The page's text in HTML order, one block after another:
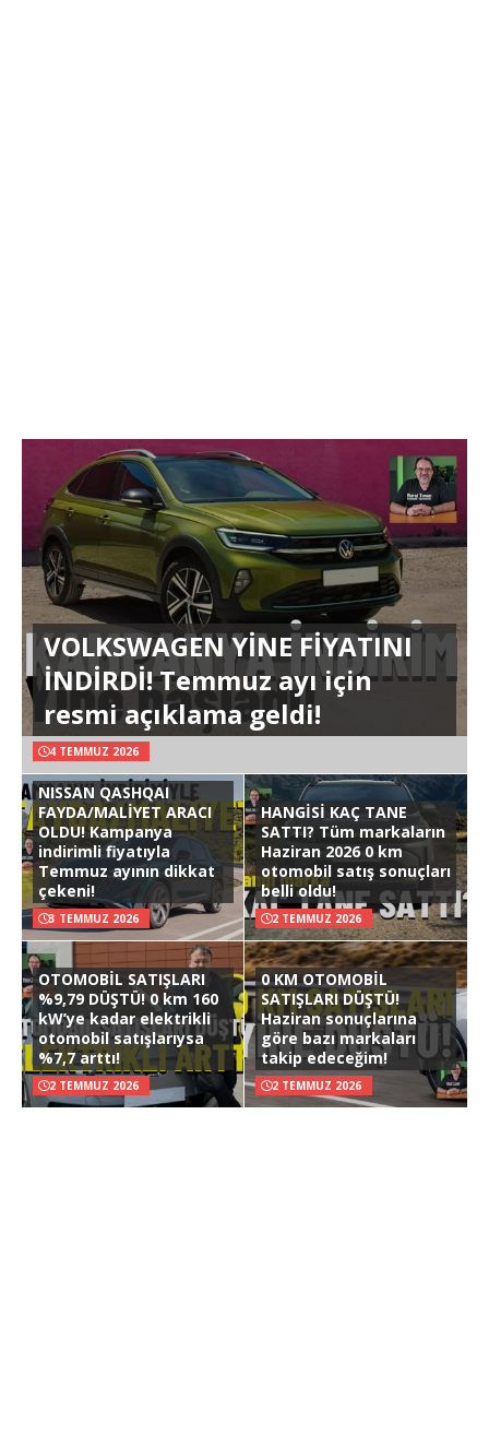
VOLKSWAGEN YİNE FİYATINI
İNDİRDİ! Temmuz ayı için
resmi açıklama geldi!
4 TEMMUZ 2026
NISSAN QASHQAI
FAYDA/MALİYET ARACI
OLDU! Kampanya
indirimli fiyatıyla
Temmuz ayının dikkat
çekeni!
3 TEMMUZ 2026
HANGİSİ KAÇ TANE
SATTI? Tüm markaların
Haziran 2026 0 km
otomobil satış sonuçları
belli oldu!
2 TEMMUZ 2026
OTOMOBİL SATIŞLARI
%9,79 DÜŞTÜ! 0 km 160
kW’ye kadar elektrikli
otomobil satışlarıysa
%7,7 arttı!
2 TEMMUZ 2026
0 KM OTOMOBİL
SATIŞLARI DÜŞTÜ!
Haziran sonuçlarına
göre bazı markaları
takip edeceğim!
2 TEMMUZ 2026